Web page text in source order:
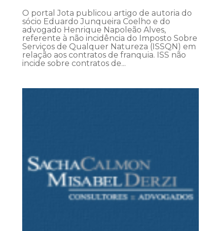
O portal Jota publicou artigo de autoria do
sócio Eduardo Junqueira Coelho e do
advogado Henrique Napoleão Alves,
referente à não incidência do Imposto Sobre
Serviços de Qualquer Natureza (ISSQN) em
relação aos contratos de franquia. ISS não
incide sobre contratos de...